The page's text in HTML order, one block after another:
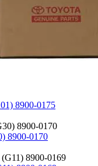
8900-0175
8900-0170